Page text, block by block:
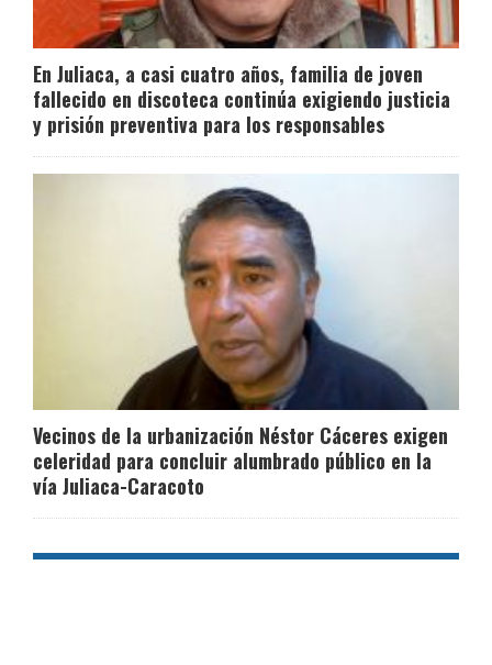
En Juliaca, a casi cuatro años, familia de joven
fallecido en discoteca continúa exigiendo justicia
y prisión preventiva para los responsables
Vecinos de la urbanización Néstor Cáceres exigen
celeridad para concluir alumbrado público en la
vía Juliaca-Caracoto